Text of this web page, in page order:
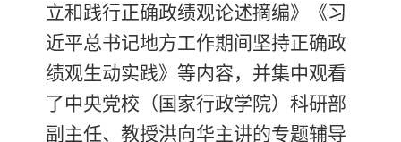
立和践行正确政绩观论述摘编》《习
近平总书记地方工作期间坚持正确政
绩观生动实践》 等内容，并集中观看
了中央党校（国家行政学院）科研部
副主任、教授洪向华主讲的专题辅导